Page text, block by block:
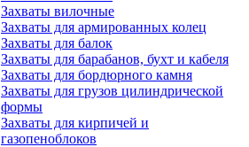
Захваты вилочные
Захваты для армированных колец
Захваты для балок
Захваты для барабанов, бухт и кабеля
Захваты для бордюрного камня
Захваты для грузов цилиндрической
формы
Захваты для кирпичей и
газопеноблоков